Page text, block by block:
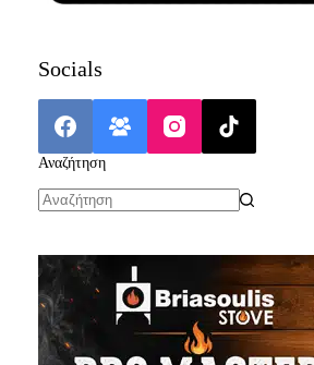
Socials
Αναζήτηση